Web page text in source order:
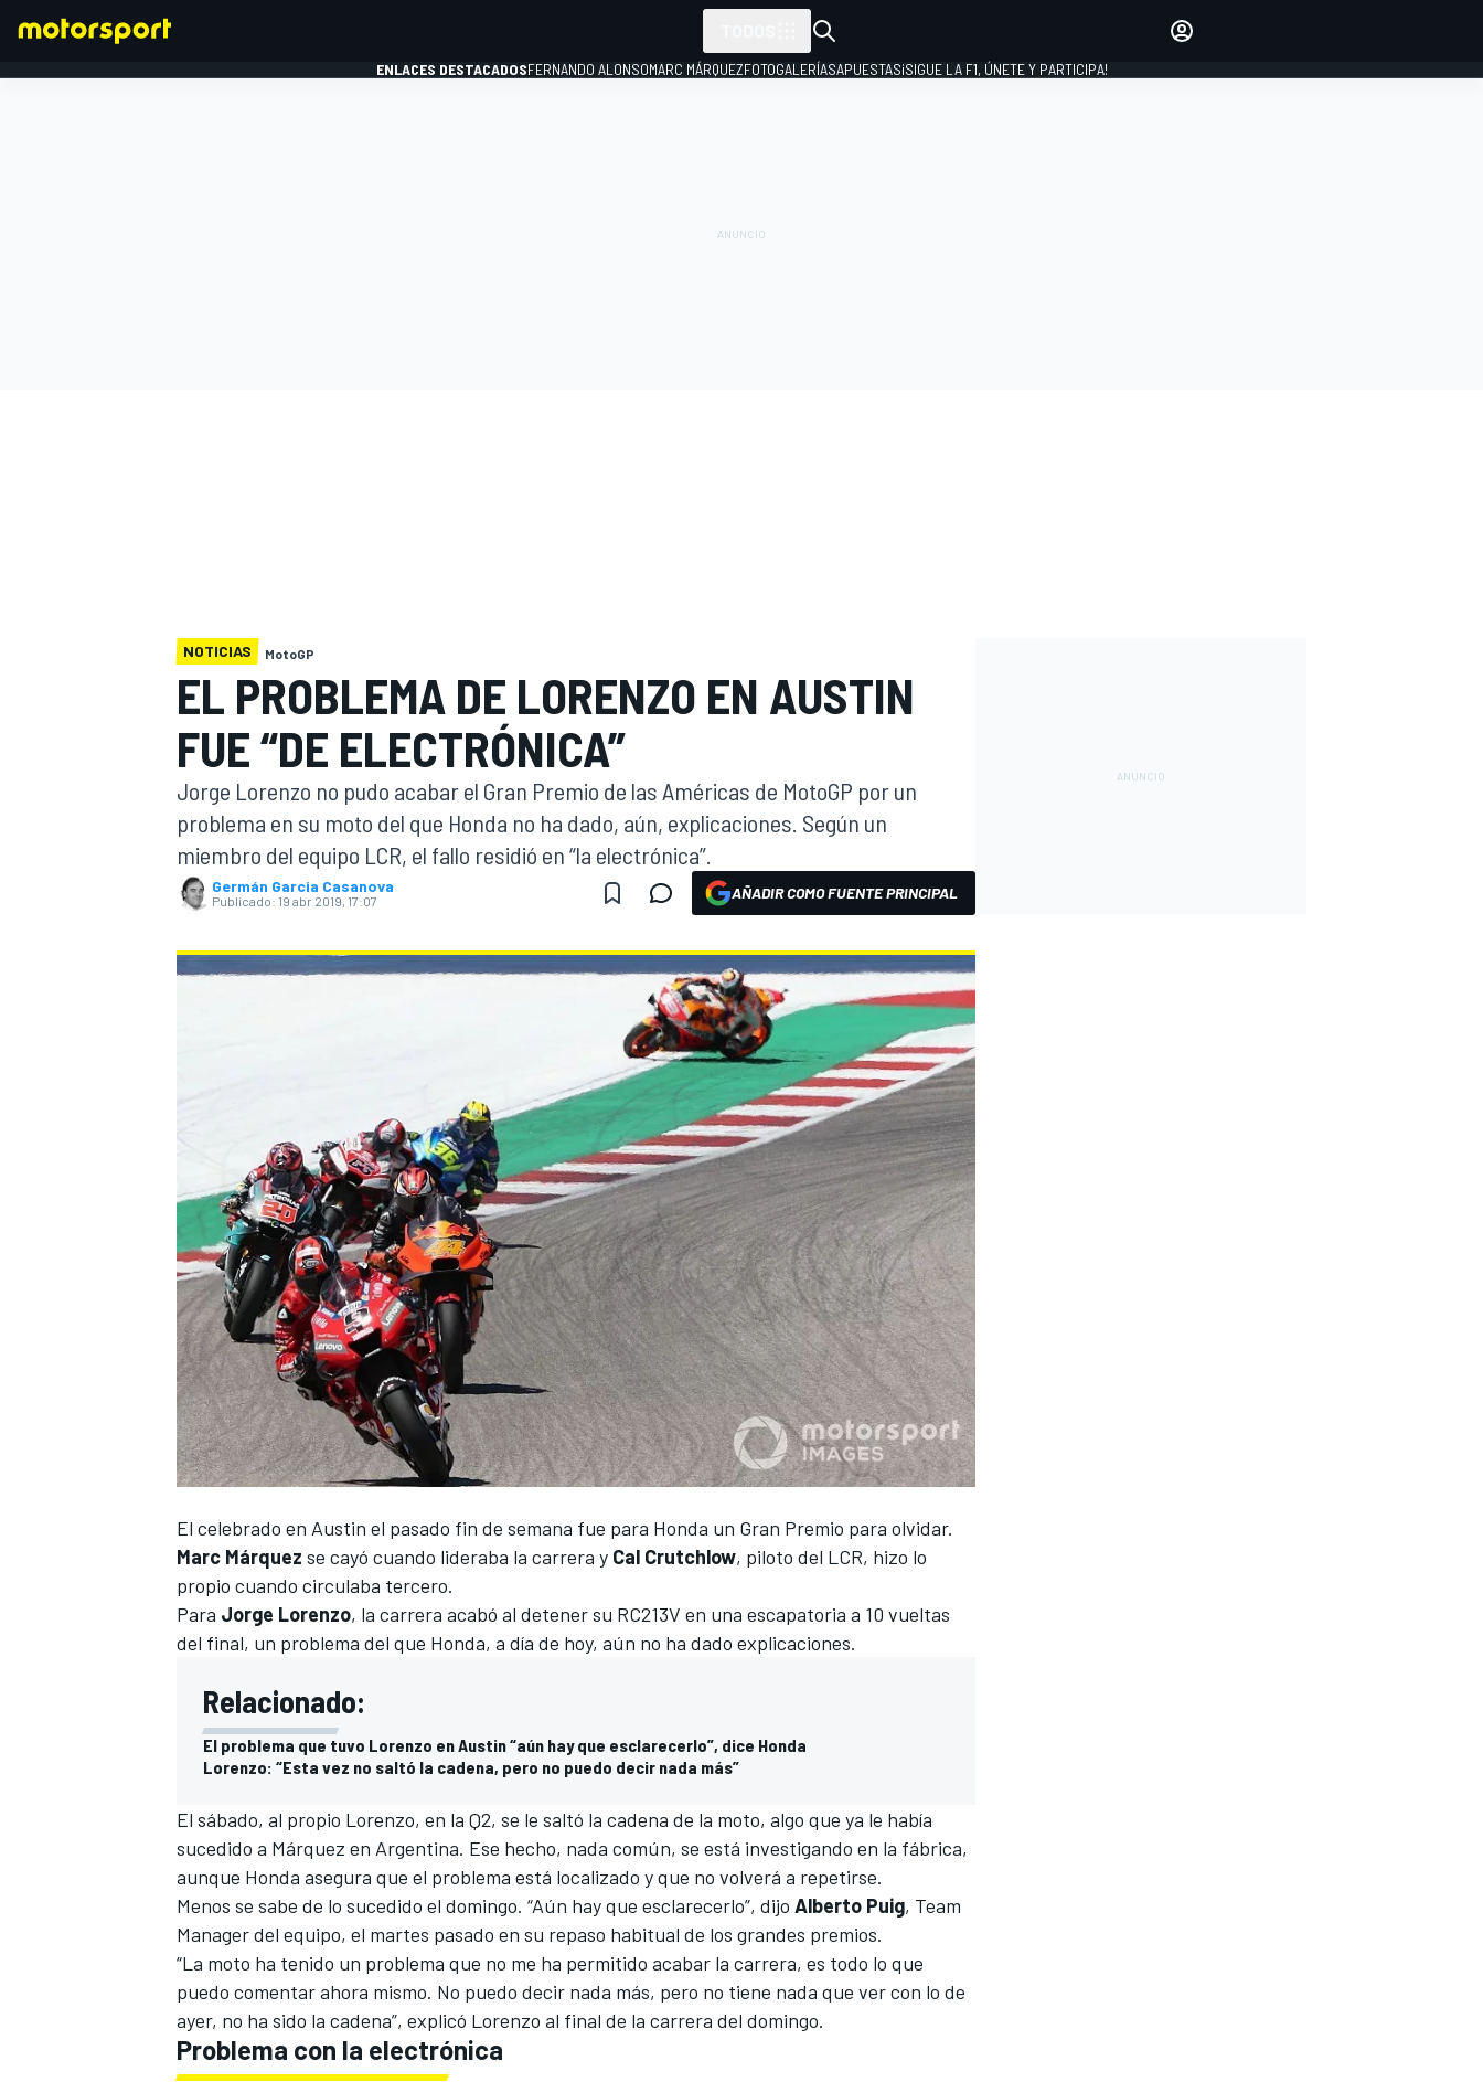
WEC FÓRMULA E
ENLACES DESTACADOSFERNANDO ALONSOMARC MÁRQUEZFOTOGALERÍASAPUESTAS¡SIGUE LA F1, ÚNETE Y PARTICIPA!
NOTICIAS MotoGP
EL PROBLEMA DE LORENZO EN AUSTIN
FUE “DE ELECTRÓNICA”
Jorge Lorenzo no pudo acabar el Gran Premio de las Américas de MotoGP por un
problema en su moto del que Honda no ha dado, aún, explicaciones. Según un
miembro del equipo LCR, el fallo residió en “la electrónica”.
Germán Garcia Casanova
Publicado: 19 abr 2019, 17:07 AÑADIR COMO FUENTE PRINCIPAL
El celebrado en Austin el pasado fin de semana fue para Honda un Gran Premio para olvidar.
Marc Márquez se cayó cuando lideraba la carrera y Cal Crutchlow, piloto del LCR, hizo lo
propio cuando circulaba tercero.
Para Jorge Lorenzo, la carrera acabó al detener su RC213V en una escapatoria a 10 vueltas
del final, un problema del que Honda, a día de hoy, aún no ha dado explicaciones.
Relacionado:
El problema que tuvo Lorenzo en Austin “aún hay que esclarecerlo”, dice Honda
Lorenzo: “Esta vez no saltó la cadena, pero no puedo decir nada más”
El sábado, al propio Lorenzo, en la Q2, se le saltó la cadena de la moto, algo que ya le había
sucedido a Márquez en Argentina. Ese hecho, nada común, se está investigando en la fábrica,
aunque Honda asegura que el problema está localizado y que no volverá a repetirse.
Menos se sabe de lo sucedido el domingo. “Aún hay que esclarecerlo”, dijo Alberto Puig, Team
Manager del equipo, el martes pasado en su repaso habitual de los grandes premios.
“La moto ha tenido un problema que no me ha permitido acabar la carrera, es todo lo que
puedo comentar ahora mismo. No puedo decir nada más, pero no tiene nada que ver con lo de
ayer, no ha sido la cadena”, explicó Lorenzo al final de la carrera del domingo.
Problema con la electrónica